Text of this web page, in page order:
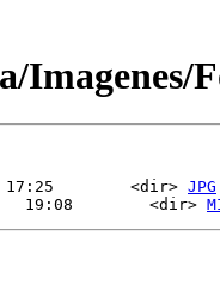
Imagenes/
17:25        <dir> JPG
19:08        <dir>